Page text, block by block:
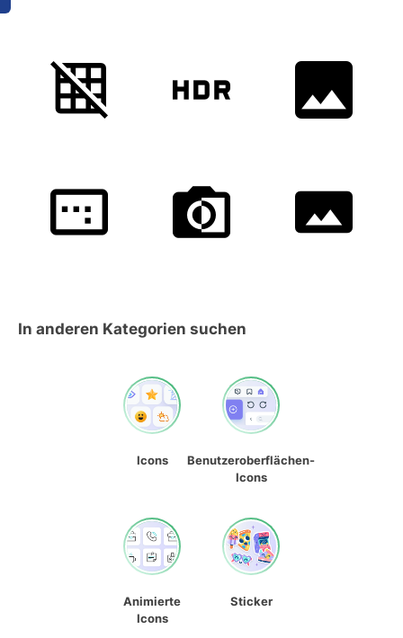
In anderen Kategorien suchen
Icons
Benutzeroberflächen-
Icons
Animierte
Icons
Sticker